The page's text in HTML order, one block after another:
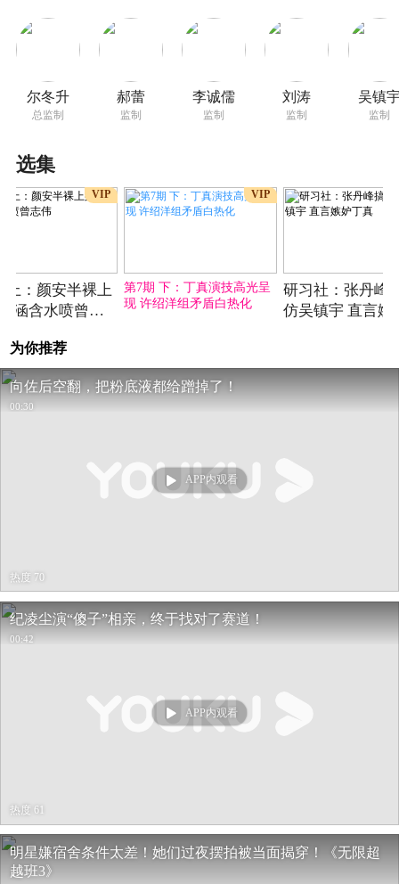
尔冬升
总监制
郝蕾
监制
李诚儒
监制
刘涛
监制
吴镇
监制
选集
VIP
上：颜安半裸上
涵含水喷曾志
VIP
第7期 下：丁真演技高光呈
现 许绍洋组矛盾白热化
研习社：张丹峰
仿吴镇宇 直言嫉
为你推荐
向佐后空翻，把粉底液都给蹭掉了！
00:30
APP内观看
热度 70
纪凌尘演“傻子”相亲，终于找对了赛道！
00:42
APP内观看
热度 61
明星嫌宿舍条件太差！她们过夜摆拍被当面揭穿！《无限超
越班3》